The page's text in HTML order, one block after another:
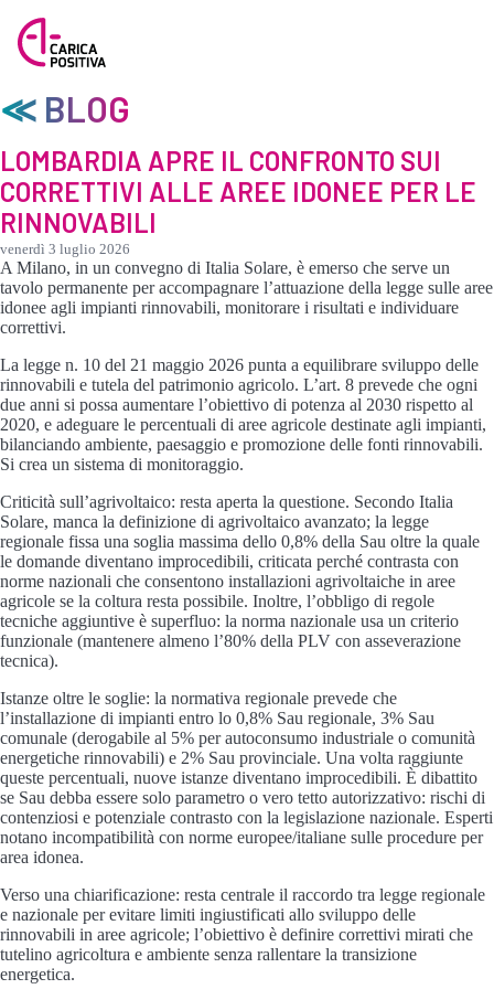
≪ BLOG
LOMBARDIA APRE IL CONFRONTO SUI
CORRETTIVI ALLE AREE IDONEE PER LE
RINNOVABILI
venerdì 3 luglio 2026
A Milano, in un convegno di Italia Solare, è emerso che serve un
tavolo permanente per accompagnare l’attuazione della legge sulle aree
idonee agli impianti rinnovabili, monitorare i risultati e individuare
correttivi.
La legge n. 10 del 21 maggio 2026 punta a equilibrare sviluppo delle
rinnovabili e tutela del patrimonio agricolo. L’art. 8 prevede che ogni
due anni si possa aumentare l’obiettivo di potenza al 2030 rispetto al
2020, e adeguare le percentuali di aree agricole destinate agli impianti,
bilanciando ambiente, paesaggio e promozione delle fonti rinnovabili.
Si crea un sistema di monitoraggio.
Criticità sull’agrivoltaico: resta aperta la questione. Secondo Italia
Solare, manca la definizione di agrivoltaico avanzato; la legge
regionale fissa una soglia massima dello 0,8% della Sau oltre la quale
le domande diventano improcedibili, criticata perché contrasta con
norme nazionali che consentono installazioni agrivoltaiche in aree
agricole se la coltura resta possibile. Inoltre, l’obbligo di regole
tecniche aggiuntive è superfluo: la norma nazionale usa un criterio
funzionale (mantenere almeno l’80% della PLV con asseverazione
tecnica).
Istanze oltre le soglie: la normativa regionale prevede che
l’installazione di impianti entro lo 0,8% Sau regionale, 3% Sau
comunale (derogabile al 5% per autoconsumo industriale o comunità
energetiche rinnovabili) e 2% Sau provinciale. Una volta raggiunte
queste percentuali, nuove istanze diventano improcedibili. È dibattito
se Sau debba essere solo parametro o vero tetto autorizzativo: rischi di
contenziosi e potenziale contrasto con la legislazione nazionale. Esperti
notano incompatibilità con norme europee/italiane sulle procedure per
area idonea.
Verso una chiarificazione: resta centrale il raccordo tra legge regionale
e nazionale per evitare limiti ingiustificati allo sviluppo delle
rinnovabili in aree agricole; l’obiettivo è definire correttivi mirati che
tutelino agricoltura e ambiente senza rallentare la transizione
energetica.